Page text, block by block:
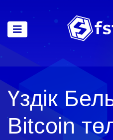
Үздік
Bitcoin